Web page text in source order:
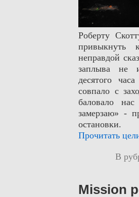
Роберту
неправдой
заплыва не
десятого
совпало с
баловало
замерзаю» -
остановки.
Прочитать
В
Mission